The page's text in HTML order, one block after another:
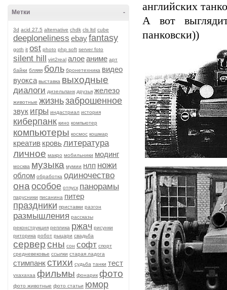
-
Метки
3d acid 27.5 alternative chdk cls ltd cube
deeploneliness ebayfantasy
goth it ost photo php soft server foto
silent hill virt2real алоеаниме арт
байки бляяя боль бронетехника видео
вуокса выставка выходные
диалоги дизельпанк друзья железо
животные жизньзаброшенное
звук игры индастриал история
киберпанк кино компьютер
компьютеры космос кошмар
креатив кровьлитература
личное макро мобильники модинг
москва музыка мумии нлп ножи
облом обработка одиночество
она особое отпуск панорамы
парусники писанина питер
праздники приставки разгон
размышления рассказы
реконструкция реплика ржач рисунки
риторика робот рыцари свадьба
серверсны сон софт спорт
средневековье ссылки старая ладога
стимпанкстихи судьба танки тест
ухахахаа фильмы фонарик фото
фото животные фото статьи юмор
английских
А вот
панковски))